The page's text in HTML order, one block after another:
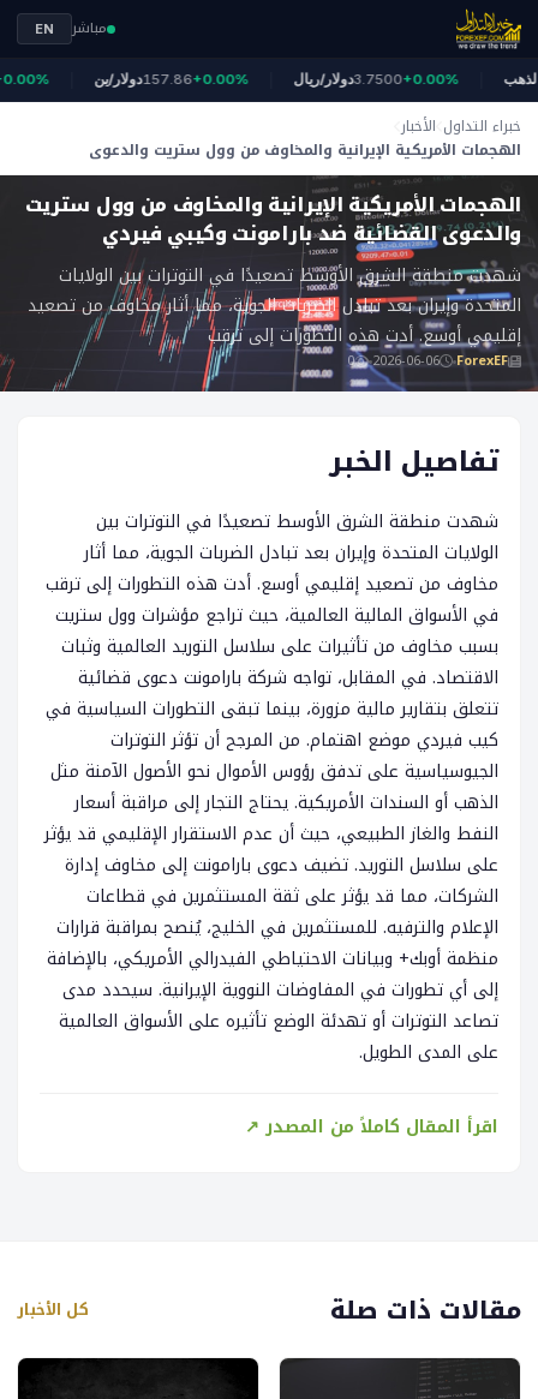
مباشر EN
دولار/ين157.86+0.00% دولار/ريال3.7500+0.00% الذهب
خبراء التداول الأخبار
الهجمات الأمريكية الإيرانية والمخاوف من وول ستريت والدعوى
القضائية ضد بارامونت وكيبي فيردي
ForexEF
الهجمات الأمريكية الإيرانية والمخاوف من وول ستريت
والدعوى القضائية ضد بارامونت وكيبي فيردي
شهدت منطقة الشرق الأوسط تصعيدًا في التوترات بين الولايات
المتحدة وإيران بعد تبادل الضربات الجوية، مما أثار مخاوف من تصعيد
إقليمي أوسع. أدت هذه التطورات إلى ترقب
ForexEF
2026-06-06
0
تفاصيل الخبر
شهدت منطقة الشرق الأوسط تصعيدًا في التوترات بين
الولايات المتحدة وإيران بعد تبادل الضربات الجوية، مما أثار
مخاوف من تصعيد إقليمي أوسع. أدت هذه التطورات إلى ترقب
في الأسواق المالية العالمية، حيث تراجع مؤشرات وول ستريت
بسبب مخاوف من تأثيرات على سلاسل التوريد العالمية وثبات
الاقتصاد. في المقابل، تواجه شركة بارامونت دعوى قضائية
تتعلق بتقارير مالية مزورة، بينما تبقى التطورات السياسية في
كيب فيردي موضع اهتمام. من المرجح أن تؤثر التوترات
الجيوسياسية على تدفق رؤوس الأموال نحو الأصول الآمنة مثل
الذهب أو السندات الأمريكية. يحتاج التجار إلى مراقبة أسعار
النفط والغاز الطبيعي، حيث أن عدم الاستقرار الإقليمي قد يؤثر
على سلاسل التوريد. تضيف دعوى بارامونت إلى مخاوف إدارة
الشركات، مما قد يؤثر على ثقة المستثمرين في قطاعات
الإعلام والترفيه. للمستثمرين في الخليج، يُنصح بمراقبة قرارات
منظمة أوبك+ وبيانات الاحتياطي الفيدرالي الأمريكي، بالإضافة
إلى أي تطورات في المفاوضات النووية الإيرانية. سيحدد مدى
تصاعد التوترات أو تهدئة الوضع تأثيره على الأسواق العالمية
على المدى الطويل.
اقرأ المقال كاملاً من المصدر ↗
مقالات ذات صلة كل الأخبار